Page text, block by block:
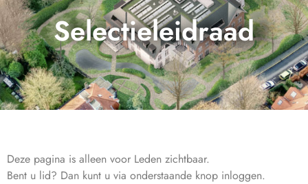
Selectieleidraad
Deze pagina is alleen voor Leden zichtbaar.
Bent u lid? Dan kunt u via onderstaande knop inloggen.